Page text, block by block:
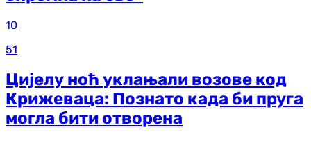
10
51
Цијелу ноћ уклањали возове код
Крижеваца: Познато када би пруга
могла бити отворена